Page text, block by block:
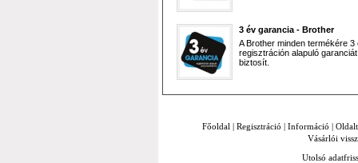
3 év garancia - Brother
A Brother minden termékére 3
regisztráción alapuló garanciát
biztosít.
Főoldal | Regisztráció | Információ |
Vásárlói
Utolsó